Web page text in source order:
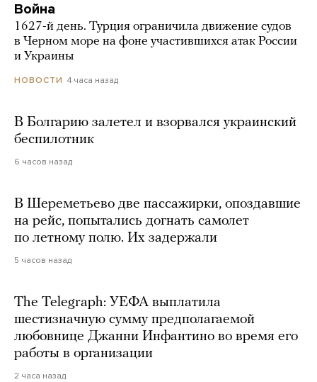
Война
1627-й день. Турция ограничила движение судов
в Черном море на фоне участившихся атак России
и Украины
НОВОСТИ 4 часа назад
В Болгарию залетел и взорвался украинский
беспилотник
6 часов назад
В Шереметьево две пассажирки, опоздавшие
на рейс, попытались догнать самолет
по летному полю. Их задержали
5 часов назад
The Telegraph: УЕФА выплатила
шестизначную сумму предполагаемой
любовнице Джанни Инфантино во время его
работы в организации
2 часа назад